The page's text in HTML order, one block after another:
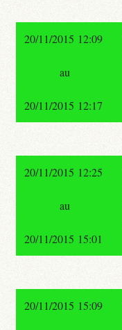
20/11/2015 12:09
au
20/11/2015 12:17
20/11/2015 12:25
au
20/11/2015 15:01
20/11/2015 15:09